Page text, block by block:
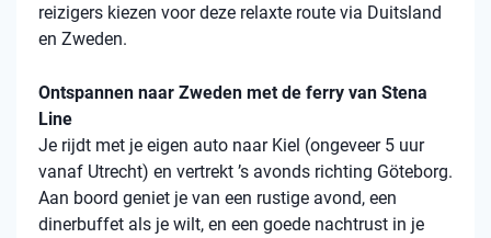
reizigers kiezen voor deze relaxte route via Duitsland
en Zweden.
Ontspannen naar Zweden met de ferry van Stena
Line
Je rijdt met je eigen auto naar Kiel (ongeveer 5 uur
vanaf Utrecht) en vertrekt ’s avonds richting Göteborg.
Aan boord geniet je van een rustige avond, een
dinerbuffet als je wilt, en een goede nachtrust in je